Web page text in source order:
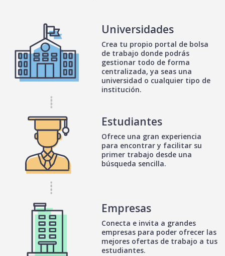
Universidades
Crea tu propio portal de bolsa
de trabajo donde podrás
gestionar todo de forma
centralizada, ya seas una
universidad o cualquier tipo de
institución.
Estudiantes
Ofrece una gran experiencia
para encontrar y facilitar su
primer trabajo desde una
búsqueda sencilla.
Empresas
Conecta e invita a grandes
empresas para poder ofrecer las
mejores ofertas de trabajo a tus
estudiantes.